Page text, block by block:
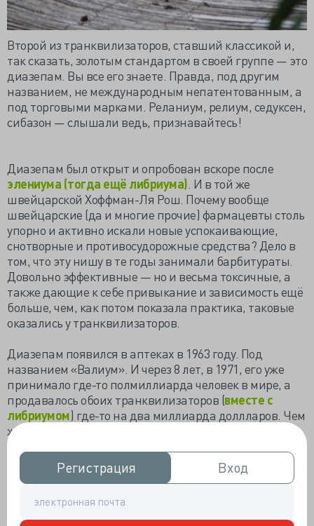
Регистрация
Регистрация Вход
Вход
Второй из транквилизаторов, ставший классикой и,
так сказать, золотым стандартом в своей группе — это
диазепам. Вы все его знаете. Правда, под другим
названием, не международным непатентованным, а
под торговыми марками. Реланиум, релиум, седуксен,
сибазон — слышали ведь, признавайтесь!
Диазепам был открыт и опробован вскоре после
элениума (тогда ещё либриума) . И в той же
швейцарской Хоффман-Ля Рош. Почему вообще
швейцарские (да и многие прочие) фармацевты столь
упорно и активно искали новые успокаивающие,
снотворные и противосудорожные средства? Дело в
том, что эту нишу в те годы занимали барбитураты.
Довольно эффективные — но и весьма токсичные, а
также дающие к себе привыкание и зависимость ещё
больше, чем, как потом показала практика, таковые
оказались у транквилизаторов.
Диазепам появился в аптеках в 1963 году. Под
названием «Валиум». И через 8 лет, в 1971, его уже
принимало где-то полмиллиарда человек в мире, а
продавалось обоих транквилизаторов (вместе с
либриумом) где-то на два миллиарда доллларов. Чем
же диазепам оказался столь хорош?
Прежде всего, внятным и быстро наступающим
противотревожным и успокаивающим эффектом.
заметным и выраженным, чем у элениума, что вышел